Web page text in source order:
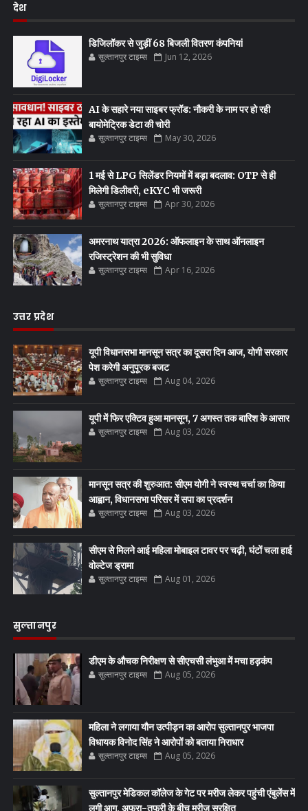
देश
डिजिलॉकर से जुड़ीं 68 बिजली वितरण कंपनियां
सुल्तानपुर टाइम्स Jun 12, 2026
AI के सहारे नया साइबर फ्रॉड: नौकरी के नाम पर हो रही
बायोमेट्रिक डेटा की चोरी
सुल्तानपुर टाइम्स May 30, 2026
1 मई से LPG सिलेंडर नियमों में बड़ा बदलाव: OTP से ही
मिलेगी डिलीवरी, eKYC भी जरूरी
सुल्तानपुर टाइम्स Apr 30, 2026
अमरनाथ यात्रा 2026: ऑफलाइन के साथ ऑनलाइन
रजिस्ट्रेशन की भी सुविधा
सुल्तानपुर टाइम्स Apr 16, 2026
उत्तर प्रदेश
यूपी विधानसभा मानसून सत्र का दूसरा दिन आज, योगी सरकार
पेश करेगी अनुपूरक बजट
सुल्तानपुर टाइम्स Aug 04, 2026
यूपी में फिर एक्टिव हुआ मानसून, 7 अगस्त तक बारिश के आसार
सुल्तानपुर टाइम्स Aug 03, 2026
मानसून सत्र की शुरुआत: सीएम योगी ने स्वस्थ चर्चा का किया
आह्वान, विधानसभा परिसर में सपा का प्रदर्शन
सुल्तानपुर टाइम्स Aug 03, 2026
सीएम से मिलने आई महिला मोबाइल टावर पर चढ़ी, घंटों चला हाई
वोल्टेज ड्रामा
सुल्तानपुर टाइम्स Aug 01, 2026
सुल्तानपुर
डीएम के औचक निरीक्षण से सीएचसी लंभुआ में मचा हड़कंप
सुल्तानपुर टाइम्स Aug 05, 2026
महिला ने लगाया यौन उत्पीड़न का आरोप सुल्तानपुर भाजपा
विधायक विनोद सिंह ने आरोपों को बताया निराधार
सुल्तानपुर टाइम्स Aug 05, 2026
सुल्तानपुर मेडिकल कॉलेज के गेट पर मरीज लेकर पहुंची एंबुलेंस में
लगी आग, अफरा-तफरी के बीच मरीज सुरक्षित